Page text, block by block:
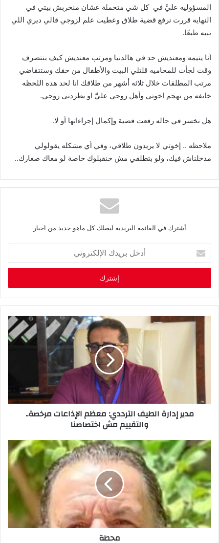
المسؤوليه عليَّ في كل شي متحملة عشان منخربش بيتي في
النهايه قررت نرفع قضية طلاق وعطيت علم لزوجي قالي ديري اللي
تبيه طبعًا.
أنا يتيمه ومعنديش حد في هالدنيا ومرتب معنديش كيف بنتصرف
وقت لجأت للمحاميه قلتلي البيت والأطفال من حقك وستتقاضي
مرتب المطلقات خلال ثلاثه أشهر من طلاقك انا لحد هده اللحظه
خايفه من تهجم اخوتي وأهل زوجي عليَّ او يطردني زوجي.
هل نخسر في حاله رفعت قضية وإكمال إجراءاتها أو لا.
ملاحظه .. إخوتي لا يريدون طلاقي، وفي أي مشكله يقولولي
مدخلناش فيك، ولو بتطلقي مش حنقبلوك خاصة لو معاك صغارك..
أشترك في القائمة البريدية ليصلك كل ماهو جديد من اخبار
خ
ب
ر
ر
مدير إدارة الطيف الترددي: معظم الإذاعات مرخصة..
والتقييم مش اختصاصنا
محطة